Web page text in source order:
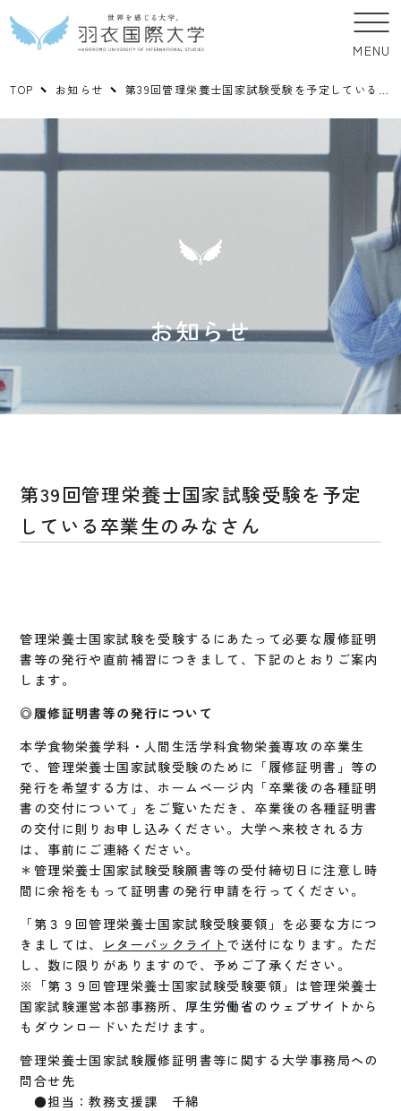
MENU
TOP お知らせ 第39回管理栄養士国家試験受験を予定している卒業生のみなさん
お知らせ
第39回管理栄養士国家試験受験を予定
している卒業生のみなさん
管理栄養士国家試験を受験するにあたって必要な履修証明
書等の発行や直前補習につきまして、下記のとおりご案内
します。
◎履修証明書等の発行について
本学食物栄養学科・人間生活学科食物栄養専攻の卒業生
で、管理栄養士国家試験受験のために「履修証明書」等の
発行を希望する方は、ホームページ内「卒業後の各種証明
書の交付について」をご覧いただき、卒業後の各種証明書
の交付に則りお申し込みください。大学へ来校される方
は、事前にご連絡ください。
＊管理栄養士国家試験受験願書等の受付締切日に注意し時
間に余裕をもって証明書の発行申請を行ってください。
「第３９回管理栄養士国家試験受験要領」を必要な方につ
きましては、
レターパックライト で送付になります。ただ
し、数に限りがありますので、予めご了承ください。
※「第３９回管理栄養士国家試験受験要領」は管理栄養士
国家試験運営本部事務所、 厚生労働省のウェブサイト から
もダウンロードいただけます。
管理栄養士国家試験履修証明書等に関する大学事務局への
問合せ先
●担当：教務支援課 千綿